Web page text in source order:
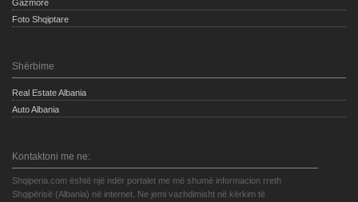
Gazmore
Foto Shqiptare
Shërbime
Real Estate Albania
Auto Albania
Kontaktoni me ne:
Shqiperia.com është një ndër portalet me më shumë informacion rreth
Shqipërisë (Albania) në internet. Ne jemi vazhdimisht në kërkim të